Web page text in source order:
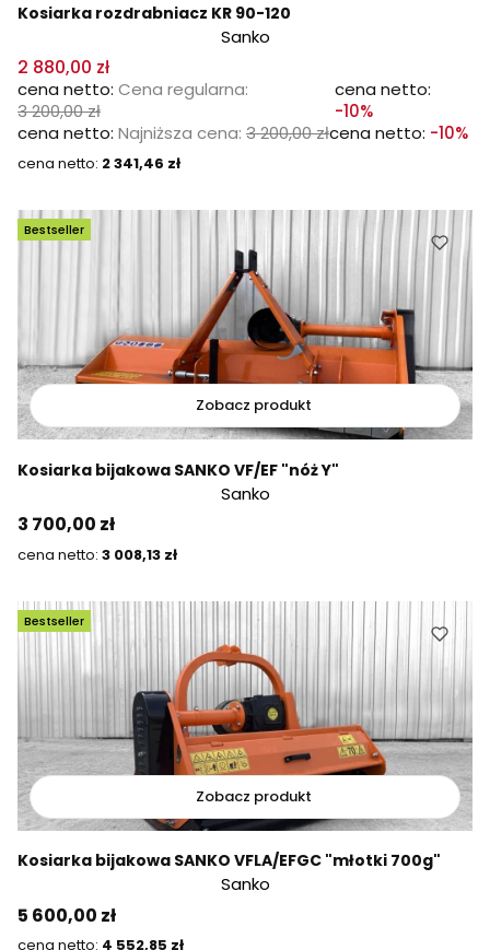
Kosiarka rozdrabniacz KR 90-120
Sanko
2 880,00 zł
Cena regularna:
3 200,00 zł
-10%
Najniższa cena: 3 200,00 zł -10%
Cena
2 341,46 zł
Bestseller
Zobacz produkt
Kosiarka bijakowa SANKO VF/EF "nóż Y"
Sanko
Cena
3 700,00 zł
Cena
3 008,13 zł
Bestseller
Zobacz produkt
Kosiarka bijakowa SANKO VFLA/EFGC "młotki 700g"
Sanko
Cena
5 600,00 zł
Cena
4 552,85 zł